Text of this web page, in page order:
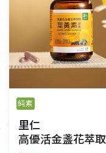
純素
里仁
高優活金盞花萃取物葉黃素膠囊